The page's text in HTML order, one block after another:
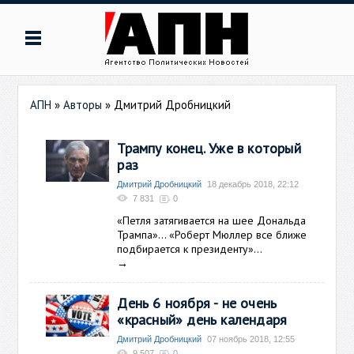
АПН »Авторы » Дмитрий Дробницкий
Трампу конец. Уже в который
раз
Дмитрий Дробницкий
18 декабрь 2018, 22:12
7 831
0
«Петля затягивается на шее Дональда
Трампа»… «Роберт Мюллер все ближе
подбирается к президенту»…
→
День 6 ноября - не очень
«красный» день календаря
Дмитрий Дробницкий
07 ноябрь 2018, 12:55